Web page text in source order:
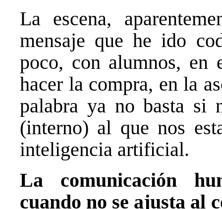
La escena,
mensaje que he ido
poco, con alumnos, en
hacer la compra, en la
palabra ya no basta si
(interno) al que nos
inteligencia artificial.
La comunicación
cuando no se ajusta al